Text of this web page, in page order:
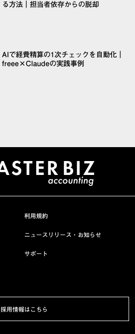
る方法｜担当者依存からの脱却
AIで経費精算の1次チェックを自動化｜
freee×Claudeの実践事例
利用規約
ニュースリリース・お知らせ
サポート
採用情報はこちら